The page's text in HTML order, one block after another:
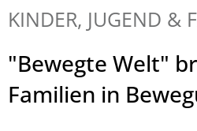
KINDER, JUGEND &
"Bewegte Welt"
Familien in